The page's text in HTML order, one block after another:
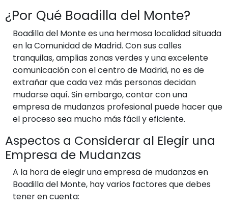
¿Por Qué Boadilla del Monte?
Boadilla del Monte es una hermosa localidad situada
en la Comunidad de Madrid. Con sus calles
tranquilas, amplias zonas verdes y una excelente
comunicación con el centro de Madrid, no es de
extrañar que cada vez más personas decidan
mudarse aquí. Sin embargo, contar con una
empresa de mudanzas profesional puede hacer que
el proceso sea mucho más fácil y eficiente.
Aspectos a Considerar al Elegir una
Empresa de Mudanzas
A la hora de elegir una empresa de mudanzas en
Boadilla del Monte, hay varios factores que debes
tener en cuenta: